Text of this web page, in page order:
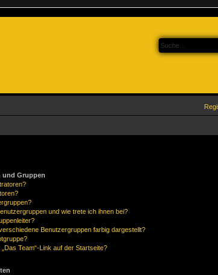
und Gruppen
und wie trete ich ihnen bei?
Benutzergruppen farbig dargestellt?
Team“-Link auf der Startseite?